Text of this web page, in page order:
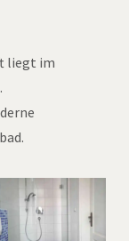
liegt im